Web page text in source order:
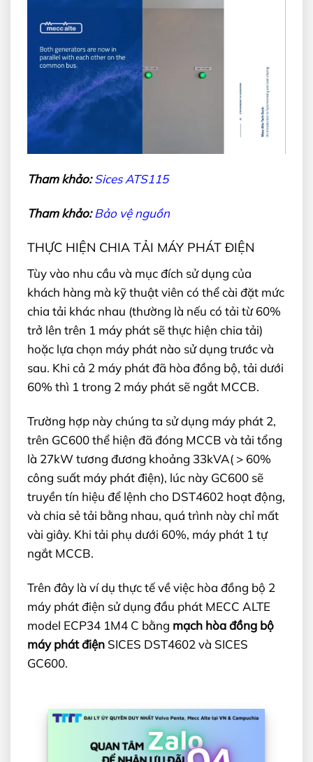
Tham khảo: Sices ATS115
Tham khảo: Bảo vệ nguồn
THỰC HIỆN CHIA TẢI MÁY PHÁT ĐIỆN
Tùy vào nhu cầu và mục đích sử dụng của
khách hàng mà kỹ thuật viên có thể cài đặt mức
chia tải khác nhau (thường là nếu có tải từ 60%
trở lên trên 1 máy phát sẽ thực hiện chia tải)
hoặc lựa chọn máy phát nào sử dụng trước và
sau. Khi cả 2 máy phát đã hòa đồng bộ, tải dưới
60% thì 1 trong 2 máy phát sẽ ngắt MCCB.
Trường hợp này chúng ta sử dụng máy phát 2,
trên GC600 thể hiện đã đóng MCCB và tải tổng
là 27kW tương đương khoảng 33kVA( > 60%
công suất máy phát điện), lúc này GC600 sẽ
truyền tín hiệu để lệnh cho DST4602 hoạt động,
và chia sẻ tải bằng nhau, quá trình này chỉ mất
vài giây. Khi tải phụ dưới 60%, máy phát 1 tự
ngắt MCCB.
Trên đây là ví dụ thực tế về việc hòa đồng bộ 2
máy phát điện sử dụng đầu phát MECC ALTE
model ECP34 1M4 C bằng mạch hòa đồng bộ
máy phát điện SICES DST4602 và SICES
GC600.